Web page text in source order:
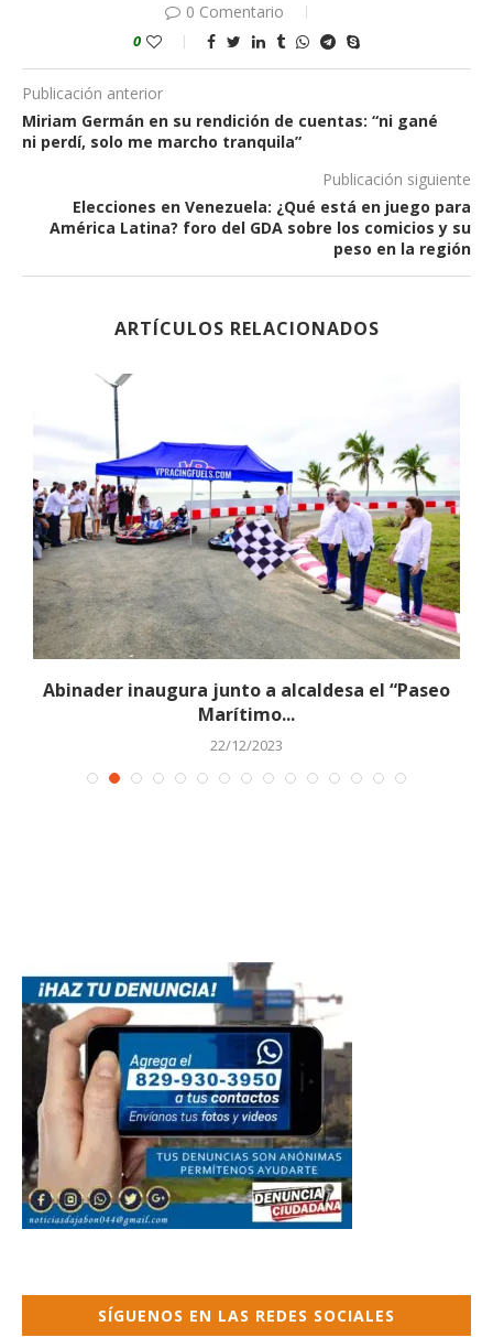
0 Comentario
0
Publicación anterior
Miriam Germán en su rendición de cuentas: “ni gané
ni perdí, solo me marcho tranquila”
Publicación siguiente
Elecciones en Venezuela: ¿Qué está en juego para
América Latina? foro del GDA sobre los comicios y su
peso en la región
ARTÍCULOS RELACIONADOS
Abinader inaugura junto a alcaldesa el “Paseo
Marítimo...
22/12/2023
SÍGUENOS EN LAS REDES SOCIALES